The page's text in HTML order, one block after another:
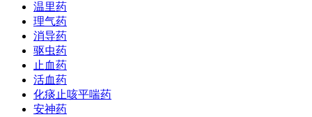
温里药
理气药
消导药
驱虫药
止血药
活血药
化痰止咳平喘药
安神药